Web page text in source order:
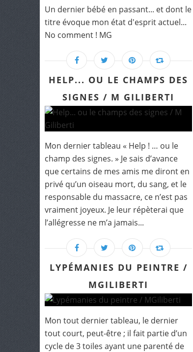
Un dernier bébé en passant... et dont le
titre évoque mon état d'esprit actuel...
No comment ! MG
HELP... OU LE CHAMPS DES
SIGNES / M GILIBERTI
Mon dernier tableau « Help ! … ou le
champ des signes. » Je sais d’avance
que certains de mes amis me diront en
privé qu’un oiseau mort, du sang, et le
responsable du massacre, ce n’est pas
vraiment joyeux. Je leur répèterai que
l’allégresse ne m’a jamais...
LYPÉMANIES DU PEINTRE /
MGILIBERTI
Mon tout dernier tableau, le dernier
tout court, peut-être ; il fait partie d’un
cycle de 3 toiles ayant une parenté de